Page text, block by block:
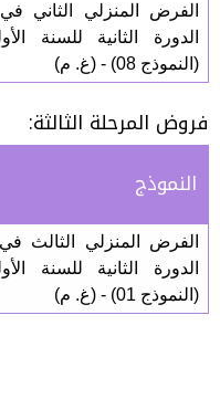
الفرض المنزلي الثاني
الدورة الثانية للسنة
(النموذج 08) - (غ. م)
فروض المرحلة الثالثة:
النموذج
الفرض المنزلي الثالث
الدورة الثانية للسنة
(النموذج 01) - (غ. م)